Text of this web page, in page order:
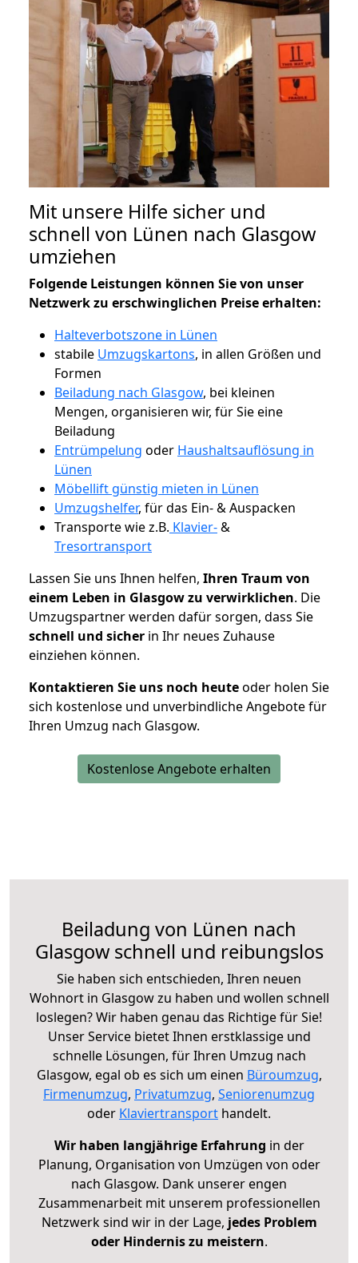
Mit unsere Hilfe sicher und
schnell von Lünen nach Glasgow
umziehen
Folgende Leistungen können Sie von unser
Netzwerk zu erschwinglichen Preise erhalten:
Halteverbotszone in Lünen
stabile Umzugskartons, in allen Größen und
Formen
Beiladung nach Glasgow, bei kleinen
Mengen, organisieren wir, für Sie eine
Beiladung
Entrümpelung oder Haushaltsauflösung in
Lünen
Möbellift günstig mieten in Lünen
Umzugshelfer, für das Ein- & Auspacken
Transporte wie z.B. Klavier-&
Tresortransport
Lassen Sie uns Ihnen helfen, Ihren Traum von
einem Leben in Glasgow zu verwirklichen. Die
Umzugspartner werden dafür sorgen, dass Sie
schnell und sicher in Ihr neues Zuhause
einziehen können.
Kontaktieren Sie uns noch heuteoder holen Sie
sich kostenlose und unverbindliche Angebote für
Ihren Umzug nach Glasgow.
Kostenlose Angebote erhalten
Beiladung von Lünen nach
Glasgow schnell und reibungslos
Sie haben sich entschieden, Ihren neuen
Wohnort in Glasgow zu haben und wollen schnell
loslegen? Wir haben genau das Richtige für Sie!
Unser Service bietet Ihnen erstklassige und
schnelle Lösungen, für Ihren Umzug nach
Glasgow, egal ob es sich um einen Büroumzug,
Firmenumzug, Privatumzug, Seniorenumzug
oder Klaviertransport handelt.
Wir haben langjährige Erfahrung in der
Planung, Organisation von Umzügen von oder
nach Glasgow. Dank unserer engen
Zusammenarbeit mit unserem professionellen
Netzwerk sind wir in der Lage, jedes Problem
oder Hindernis zu meistern.